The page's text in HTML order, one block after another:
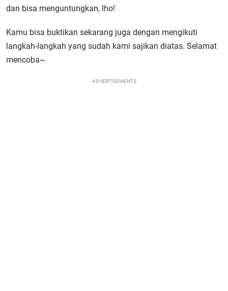
dan bisa menguntungkan, lho!
Kamu bisa buktikan sekarang juga dengan mengikuti
langkah-langkah yang sudah kami sajikan diatas. Selamat
mencoba~
ADVERTISEMENTS